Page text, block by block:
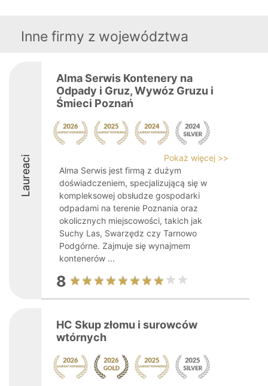
Inne firmy z województwa
Laureaci
Alma Serwis Kontenery na
Odpady i Gruz, Wywóz Gruzu i
Śmieci Poznań
Pokaż więcej >>
Alma Serwis jest firmą z dużym
doświadczeniem, specjalizującą się w
kompleksowej obsłudze gospodarki
odpadami na terenie Poznania oraz
okolicznych miejscowości, takich jak
Suchy Las, Swarzędz czy Tarnowo
Podgórne. Zajmuje się wynajmem
kontenerów ...
8
HC Skup złomu i surowców
wtórnych